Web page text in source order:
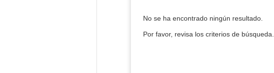
No se ha encontrado ningún resultado.
Por favor, revisa los criterios de búsqueda.